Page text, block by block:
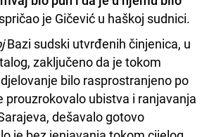
je Gičević u haškoj sudnici.
Bazi sudski utvrđenih činjenica, u
zaključeno da je tokom
bilo rasprostranjeno po
prouzrokovalo ubistva i ranjavanja
dešavalo gotovo